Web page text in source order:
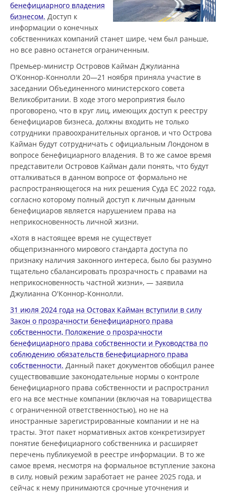
бенефициарного владения
бизнесом. Доступ к
информации о конечных
собственниках компаний станет шире, чем был раньше,
но все равно останется ограниченным.
Премьер-министр Островов Кайман Джулианна
О'Коннор-Коннолли 20—21 ноября приняла участие в
заседании Объединенного министерского совета
Великобритании. В ходе этого мероприятия было
проговорено, что в круг лиц, имеющих доступ к реестру
бенефициаров бизнеса, должны входить не только
сотрудники правоохранительных органов, и что Острова
Кайман будут сотрудничать с официальным Лондоном в
вопросе бенефициарного владения. В то же самое время
представители Островов Кайман дали понять, что будут
отталкиваться в данном вопросе от формально не
распространяющегося на них решения Суда ЕС 2022 года,
согласно которому полный доступ к личным данным
бенефициаров является нарушением права на
неприкосновенность личной жизни.
«Хотя в настоящее время не существует
общепризнанного мирового стандарта доступа по
признаку наличия законного интереса, было бы разумно
тщательно сбалансировать прозрачность с правами на
неприкосновенность частной жизни», — заявила
Джулианна О'Коннор-Коннолли.
31 июля 2024 года на Остовах Кайман вступили в силу
Закон о прозрачности бенефициарного права
собственности, Положение о прозрачности
бенефициарного права собственности и Руководства по
соблюдению обязательств бенефициарного права
собственности. Данный пакет документов обобщил ранее
существовавшие законодательные нормы о контроле
бенефициарного права собственности и распространил
его на все местные компании (включая на товарищества
с ограниченной ответственностью), но не на
иностранные зарегистрированные компании и не на
трасты. Этот пакет нормативных актов конкретизирует
понятие бенефициарного собственника и расширяет
перечень публикуемой в реестре информации. В то же
самое время, несмотря на формальное вступление закона
в силу, новый режим заработает не ранее 2025 года, и
сейчас к нему принимаются срочные уточнения и